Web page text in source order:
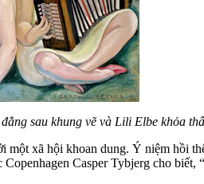
sau khung vẽ và Lili Elbe khỏa
xã hội khoan dung. Ý niệm hồi
Casper Tybjerg cho